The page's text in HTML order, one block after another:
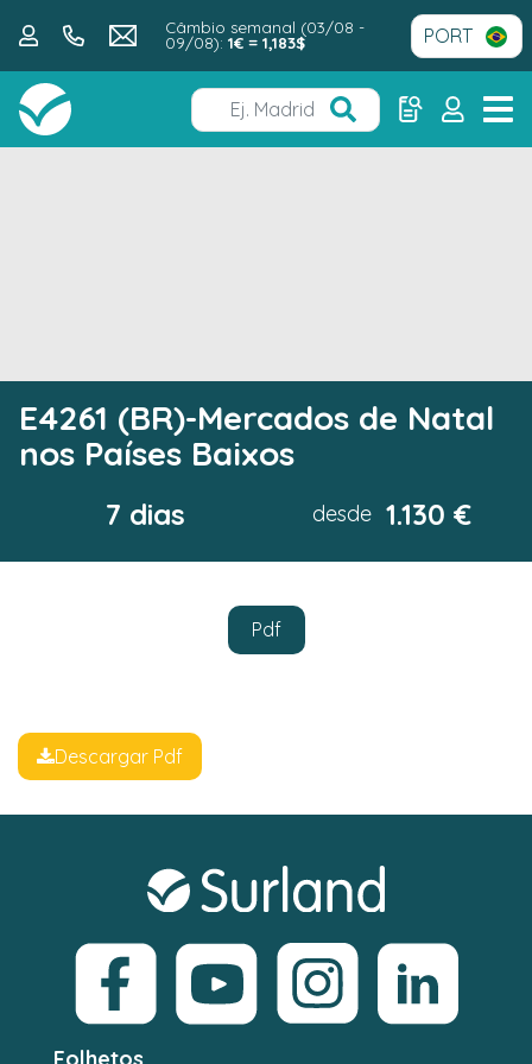
Câmbio semanal (03/08 -
09/08):1€ = 1,183$
E4261 (BR)-Mercados de Natal
nos Países Baixos
7 dias desde 1.130 €
Pdf
Descargar Pdf